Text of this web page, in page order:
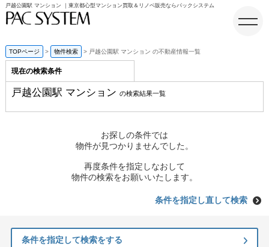
戸越公園駅 マンション ｜東京都心型マンション買取＆リノベ販売ならパックシステム
TOPページ 物件検索 戸越公園駅 マンション の不動産情報一覧
現在の検索条件
戸越公園駅 マンション の検索結果一覧
お探しの条件では
物件が見つかりませんでした。
再度条件を指定しなおして
物件の検索をお願いいたします。
条件を指定し直して検索
条件を指定して検索をする